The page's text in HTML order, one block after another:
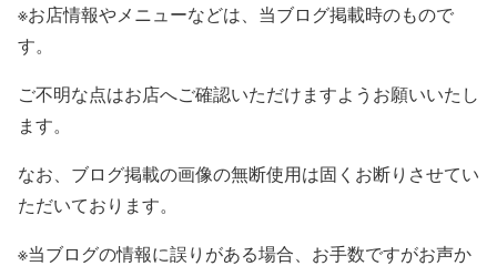
※お店情報やメニューなどは、当ブログ掲載時のもので
す。
ご不明な点はお店へご確認いただけますようお願いいたし
ます。
なお、ブログ掲載の画像の無断使用は固くお断りさせてい
ただいております。
※当ブログの情報に誤りがある場合、お手数ですがお声か